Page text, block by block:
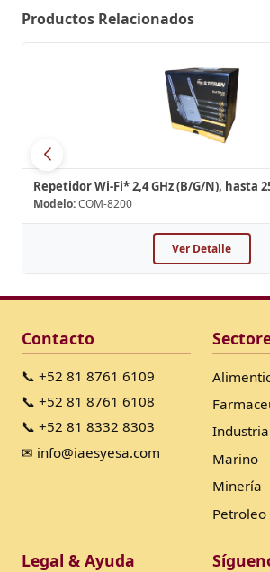
Productos Relacionados
Repetidor Wi-Fi* 2,4 GHz (B/G/N), hasta
Modelo:COM-8200
Ver Detalle
Contacto
📞 +52 81 8761 6109
📞 +52 81 8761 6108
📞 +52 81 8332 8303
✉ info@iaesyesa.com
Marino
Minería
Petroleo
Legal & Ayuda